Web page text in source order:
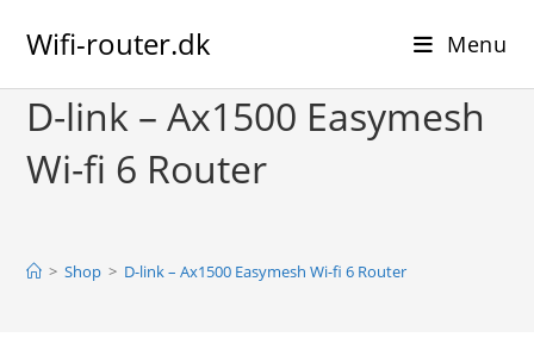
Wifi-router.dk Menu
D-link – Ax1500 Easymesh
Wi-fi 6 Router
> Shop > D-link – Ax1500 Easymesh Wi-fi 6 Router